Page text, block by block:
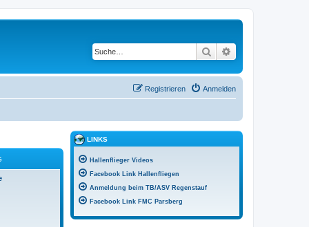
Suche
Anmelden
Registrieren
LINKS
Hallenflieger Videos
Facebook Link Hallenfliegen
Anmeldung beim TB/ASV Regenstauf
Facebook Link FMC Parsberg